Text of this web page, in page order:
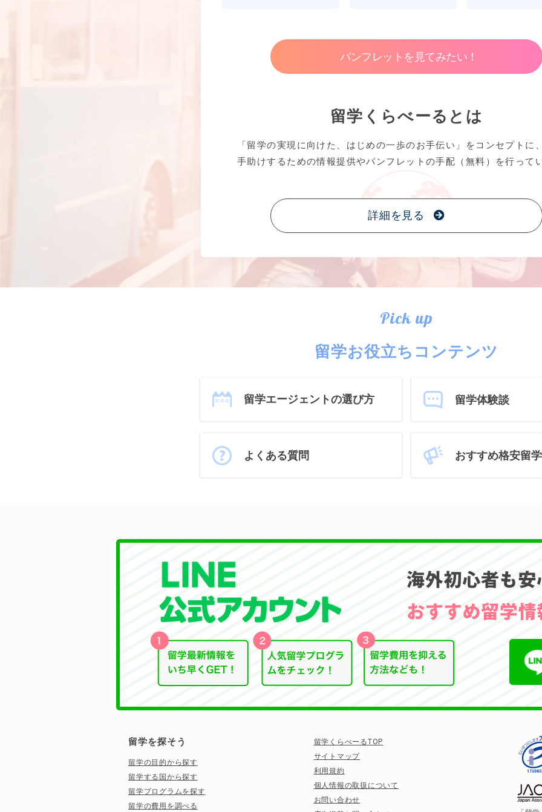
パンフレットを見てみたい！
留学くらべーるとは
「留学の実現に向けた、はじめの一歩のお手伝い」をコンセプトに
手助けするための情報提供やパンフレットの手配（無料）を行って
詳細を見る
Pick up
留学お役立ちコンテンツ
留学エージェントの選び方 留学体験談
よくある質問 おすすめ格安留学
留学を探そう
留学の目的から探す
留学する国から探す
留学プログラムを探す
留学の費用を調べる
留学くらべーるTOP
サイトマップ
利用規約
個人情報の取扱について
お問い合わせ